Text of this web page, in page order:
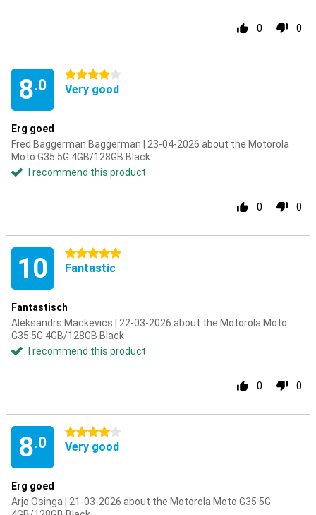
0 0
8.0
4 stars
Very good
Erg goed
Fred Baggerman Baggerman | 23-04-2026 about the Motorola
Moto G35 5G 4GB/128GB Black
I recommend this product
0 0
10 5 stars
Fantastic
Fantastisch
Aleksandrs Mackevics | 22-03-2026 about the Motorola Moto
G35 5G 4GB/128GB Black
I recommend this product
0 0
8.0
4 stars
Very good
Erg goed
Arjo Osinga | 21-03-2026 about the Motorola Moto G35 5G